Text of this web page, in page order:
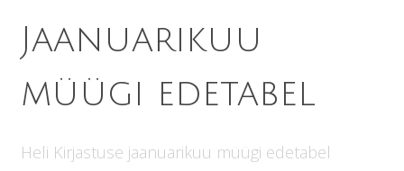
Jaanuarikuu
müügi edetabel
Heli Kirjastuse jaanuarikuu müügi edetabel